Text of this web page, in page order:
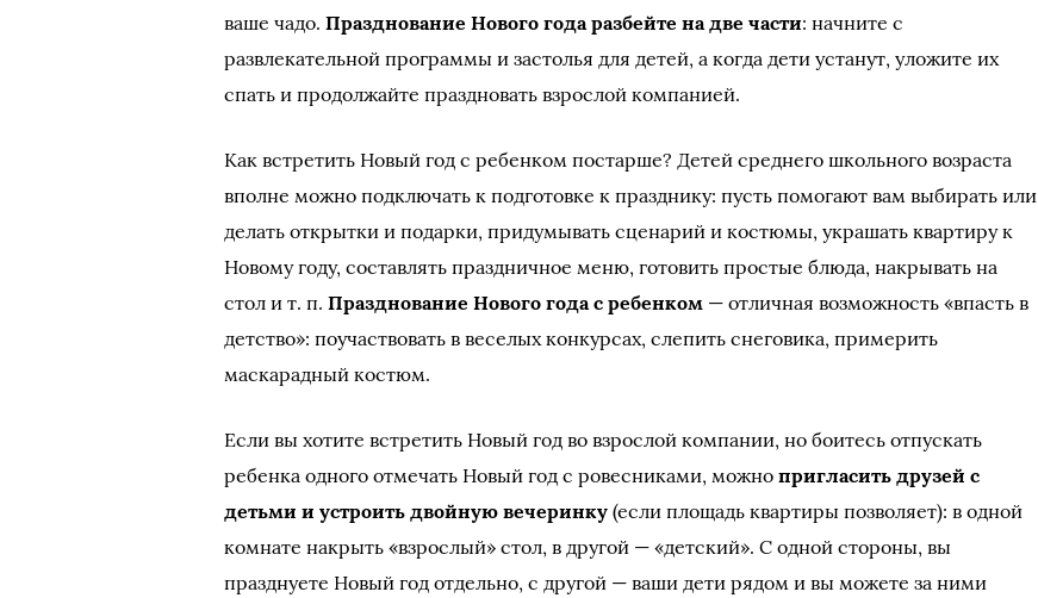
ваше чадо.Празднование Нового года разбейте на две части: начните с
развлекательной программы и застолья для детей, а когда дети устанут, уложите их
спать и продолжайте праздновать взрослой компанией.
Как встретить Новый год с ребенком постарше? Детей среднего школьного возраста
вполне можно подключать к подготовке к празднику: пусть помогают вам выбирать или
делать открытки и подарки, придумывать сценарий и костюмы, украшать квартиру к
Новому году, составлять праздничное меню, готовить простые блюда, накрывать на
стол и т. п.Празднование Нового года с ребенком — отличная возможность «впасть в
детство»: поучаствовать в веселых конкурсах, слепить снеговика, примерить
маскарадный костюм.
Если вы хотите встретить Новый год во взрослой компании, но боитесь отпускать
ребенка одного отмечать Новый год с ровесниками, можнопригласить друзей с
детьми и устроить двойную вечеринку (если площадь квартиры позволяет): в одной
комнате накрыть «взрослый» стол, в другой — «детский». С одной стороны, вы
празднуете Новый год отдельно, с другой — ваши дети рядом и вы можете за ними